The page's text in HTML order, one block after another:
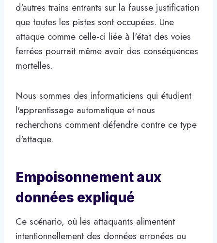
d'autres trains entrants sur la fausse justification
que toutes les pistes sont occupées. Une
attaque comme celle-ci liée à l'état des voies
ferrées pourrait même avoir des conséquences
mortelles.
Nous sommes des informaticiens qui étudient
l'apprentissage automatique et nous
recherchons comment défendre contre ce type
d'attaque.
Empoisonnement aux
données expliqué
Ce scénario, où les attaquants alimentent
intentionnellement des données erronées ou